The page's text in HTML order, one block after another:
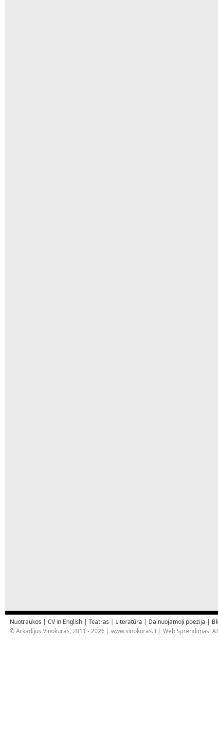
Nuotraukos | CV in English | Teatras | Literatūra | Dainuojamoji poezija |
© Arkadijus Vinokuras, 2011 - 2026 | www.vinokuras.lt | Web Sprendimas: